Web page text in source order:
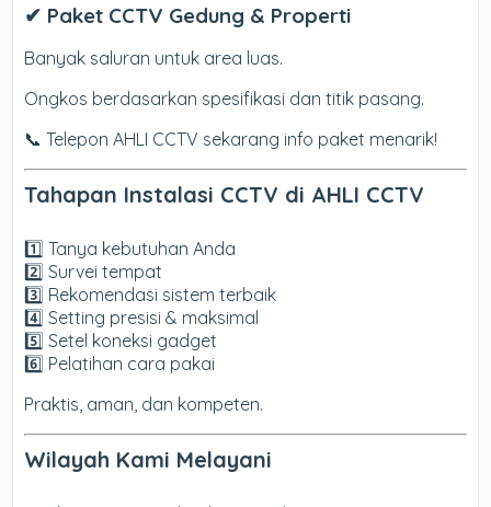
✔ Paket CCTV Gedung & Properti
Banyak saluran untuk area luas.
Ongkos berdasarkan spesifikasi dan titik pasang.
📞 Telepon AHLI CCTV sekarang info paket menarik!
Tahapan Instalasi CCTV di AHLI CCTV
1️⃣ Tanya kebutuhan Anda
2️⃣ Survei tempat
3️⃣ Rekomendasi sistem terbaik
4️⃣ Setting presisi & maksimal
5️⃣ Setel koneksi gadget
6️⃣ Pelatihan cara pakai
Praktis, aman, dan kompeten.
Wilayah Kami Melayani